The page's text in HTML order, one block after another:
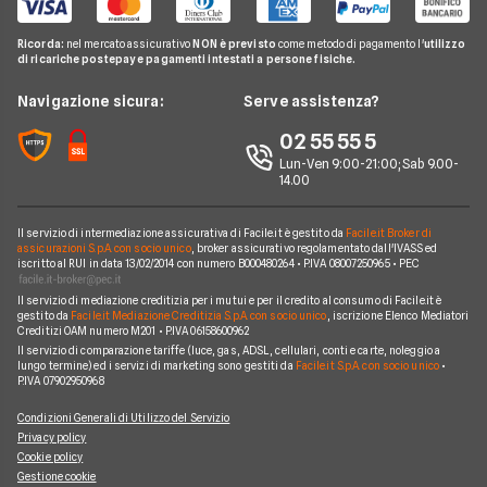
Noleggio Lungo Termine
News
Contatti
Miglior Fornitore Energia Elettrica
Miglior Fornitore Gas
Gas Natural
A2A
Edison
Iren
Optima
Sorgenia
Fornitori Energetici
Domande Luce e Gas
Glossario Gas e Luce
Notizie Luce e Gas
Argomenti in evidenza Gas e Luce
Ricorda: nel mercato assicurativo NON è previsto come metodo di pagamento l'utilizzo
di ricariche postepay e pagamenti intestati a persone fisiche.
Navigazione sicura: Serve assistenza?
02 55 55 5
Lun-Ven 9:00-21:00; Sab 9.00-
14.00
Il servizio di intermediazione assicurativa di Facile.it è gestito da Facile.it Broker di
assicurazioni S.p.A. con socio unico, broker assicurativo regolamentato dall'IVASS ed
iscritto al RUI in data 13/02/2014 con numero B000480264 • P.IVA 08007250965 • PEC
Il servizio di mediazione creditizia per i mutui e per il credito al consumo di Facile.it è
gestito da Facile.it Mediazione Creditizia S.p.A. con socio unico , iscrizione Elenco Mediatori
Creditizi OAM numero M201 • P.IVA 06158600962
Il servizio di comparazione tariffe (luce, gas, ADSL, cellulari, conti e carte, noleggio a
lungo termine) ed i servizi di marketing sono gestiti da Facile.it S.p.A. con socio unico•
P.IVA 07902950968
Condizioni Generali di Utilizzo del Servizio
Privacy policy
Cookie policy
Gestione cookie